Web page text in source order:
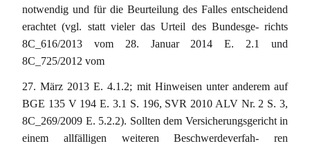
notwendig und für die Beurteilung des Falles entscheidend
erachtet (vgl. statt vieler das Urteil des Bundesge- richts
8C_616/2013 vom 28. Januar 2014 E. 2.1 und
8C_725/2012 vom
27. März 2013 E. 4.1.2; mit Hinweisen unter anderem auf
BGE 135 V 194 E. 3.1 S. 196, SVR 2010 ALV Nr. 2 S. 3,
8C_269/2009 E. 5.2.2). Sollten dem Versicherungsgericht in
einem allfälligen weiteren Beschwerdeverfah- ren